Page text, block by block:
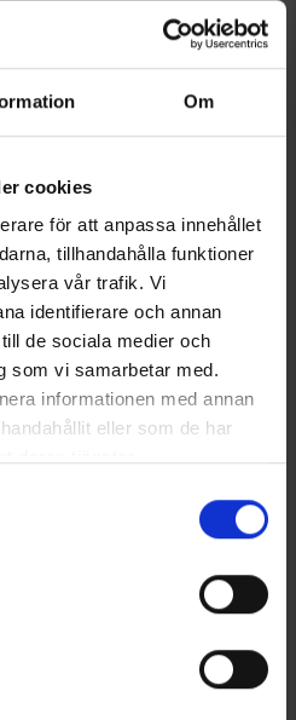
Om
cookies
för att anpassa innehållet
tillhandahålla funktioner
vår trafik. Vi
identifierare och annan
de sociala medier och
som vi samarbetar med.
informationen med annan
eller som de har
auch
Ab14 €